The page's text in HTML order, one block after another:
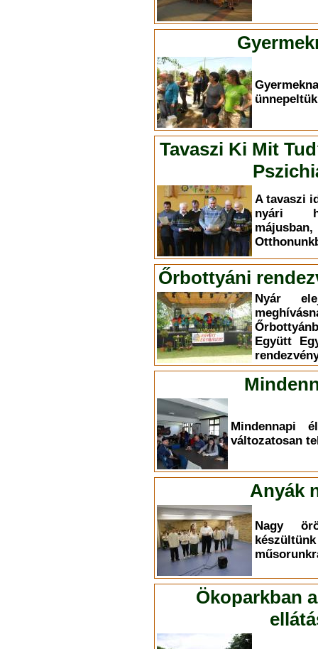
Tavaszi Ki Mit
A tavaszi
nyári
Őrbottyáni
Nyár
Együtt
Mindennapi
változatosan
Anyák
Nagy
Ökoparkban